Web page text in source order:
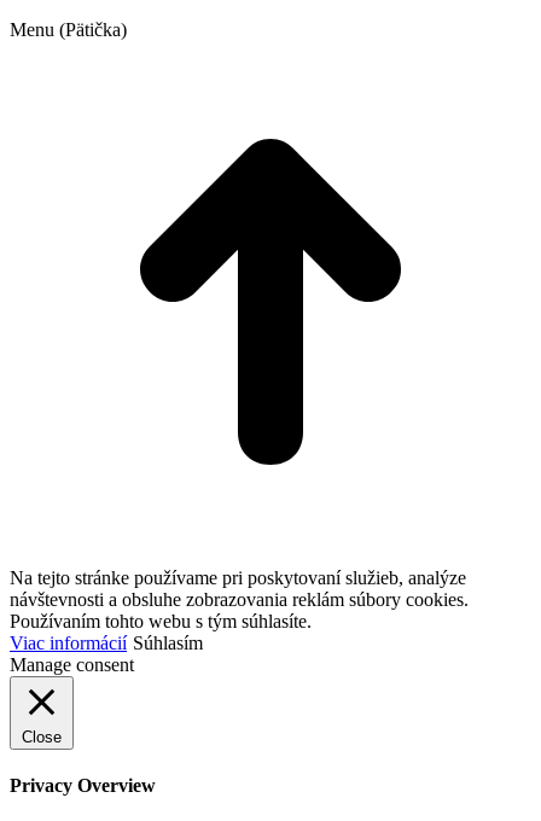
Menu (Pätička)
Na tejto stránke používame pri poskytovaní služieb, analýze
návštevnosti a obsluhe zobrazovania reklám súbory cookies.
Používaním tohto webu s tým súhlasíte.
Viac informácií Súhlasím
Manage consent
Close
Privacy Overview